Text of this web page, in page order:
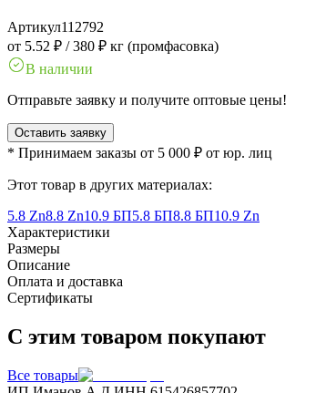
Артикул112792
от 5.52 ₽ /380 ₽ кг (промфасовка)
В наличии
Отправьте заявку и получите оптовые цены!
Оставить заявку
* Принимаем заказы от 5 000 ₽ от юр. лиц
Этот товар в других материалах:
5.8 Zn8.8 Zn10.9 БП5.8 БП8.8 БП10.9 Zn
Характеристики
Размеры
Описание
Оплата и доставка
Сертификаты
С этим товаром покупают
Все товары